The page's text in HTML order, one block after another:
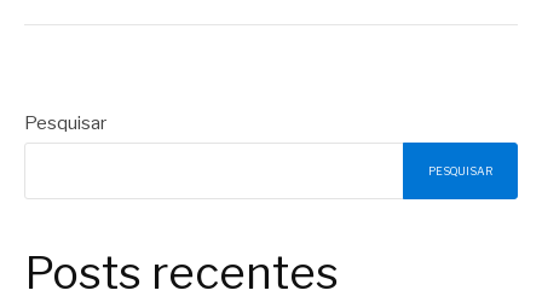
Pesquisar
PESQUISAR
Posts recentes